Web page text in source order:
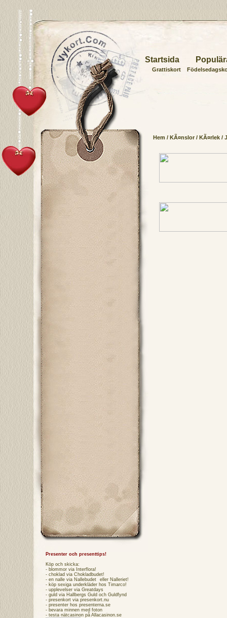
Startsida
Grattiskort
Hem / KÃ¤nslor/ KÃ¤rlek/
Presenter och presenttips!
Köp och skicka:
- blommor via Interflora!
- choklad via Chokladbudet!
- en nalle via Nallebudet eller Nalleriet!
- köp sexiga underkläder hos Timarco!
- upplevelser via Greatdays
- guld via Hallbergs Guld och Guldfynd
- presenkort via presenkort.nu
- presenter hos presenterna.se
- bevara minnen med foton
- testa nätcasinon på Allacasinon.se